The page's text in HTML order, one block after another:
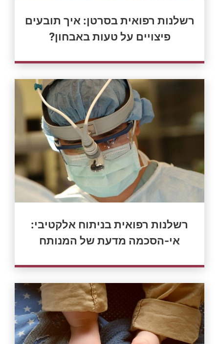
רשלנות רפואית בסרטן: איך תובעים
פיצויים על טעות באבחון?
רשלנות רפואית בניתוח אלקטיבי:
אי-הסכמה מדעת של המנותח